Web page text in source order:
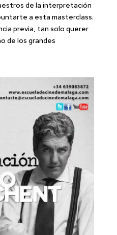
de la interpretación
a esta masterclass.
previa, tan solo querer
de los grandes